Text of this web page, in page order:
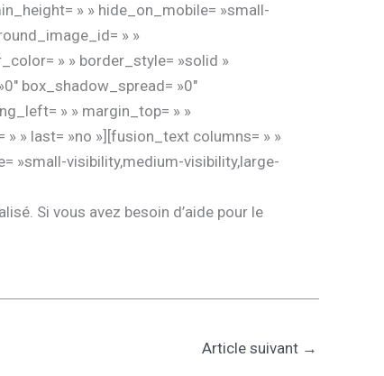
» » hide_on_mobile= »small-
» »
» » border_style= »solid »
box_shadow_spread= »0″
» » margin_top= » »
» last= »no »][fusion_text columns= » »
»small-visibility,medium-visibility,large-
Si vous avez besoin d’aide pour le
Article suivant →